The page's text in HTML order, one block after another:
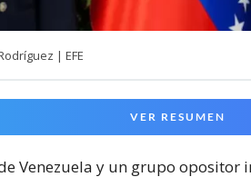
| EFE
VER RESUMEN
Venezuela y un grupo